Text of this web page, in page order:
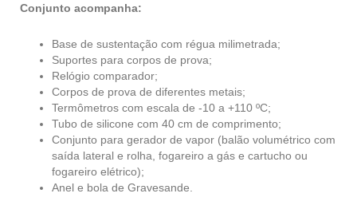
Conjunto acompanha:
Base de sustentação com régua milimetrada;
Suportes para corpos de prova;
Relógio comparador;
Corpos de prova de diferentes metais;
Termômetros com escala de -10 a +110 ºC;
Tubo de silicone com 40 cm de comprimento;
Conjunto para gerador de vapor (balão volumétrico com
saída lateral e rolha, fogareiro a gás e cartucho ou
fogareiro elétrico);
Anel e bola de Gravesande.